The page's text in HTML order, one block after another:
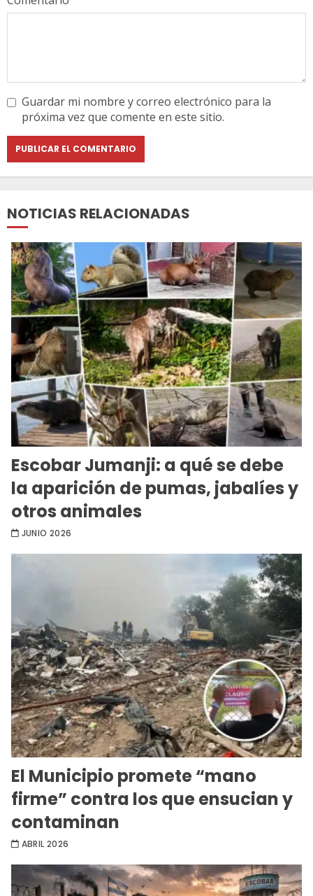
Guardar mi nombre y correo electrónico para la
próxima vez que comente en este sitio.
NOTICIAS RELACIONADAS
Escobar Jumanji: a qué se debe
la aparición de pumas, jabalíes y
otros animales
JUNIO 2026
El Municipio promete “mano
firme” contra los que ensucian y
contaminan
ABRIL 2026